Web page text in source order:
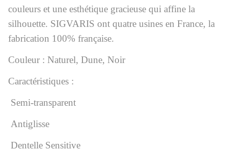
couleurs et une esthétique gracieuse qui affine la
silhouette. SIGVARIS ont quatre usines en France, la
fabrication 100% française.
Couleur : Naturel, Dune, Noir
Caractéristiques :
Semi-transparent
Antiglisse
Dentelle Sensitive